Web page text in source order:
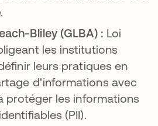
Bliley (GLBA) : Loi
les institutions
leurs pratiques en
d'informations avec
protéger les informations
(PII).